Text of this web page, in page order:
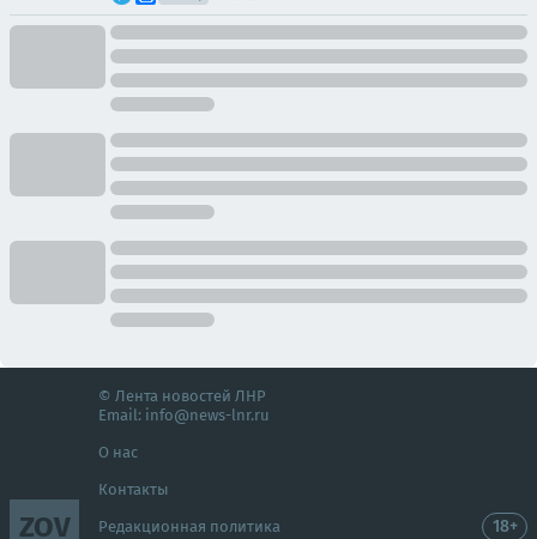
ZOV
© Лента новостей ЛНР
Email: info@news-lnr.ru
О нас
Контакты
Редакционная политика 18+